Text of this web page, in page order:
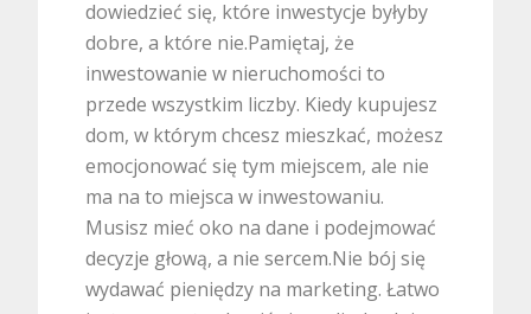
dowiedzieć się, które inwestycje byłyby
dobre, a które nie.Pamiętaj, że
inwestowanie w nieruchomości to
przede wszystkim liczby. Kiedy kupujesz
dom, w którym chcesz mieszkać, możesz
emocjonować się tym miejscem, ale nie
ma na to miejsca w inwestowaniu.
Musisz mieć oko na dane i podejmować
decyzje głową, a nie sercem.Nie bój się
wydawać pieniędzy na marketing. Łatwo